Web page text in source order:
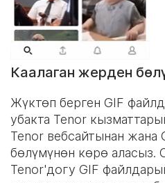
Каалаган жерден
Жүктөп берген GIF
убакта Tenor
Tenor вебсайтынан жана
бөлүмүнөн көрө аласыз.
Tenor'догу GIF